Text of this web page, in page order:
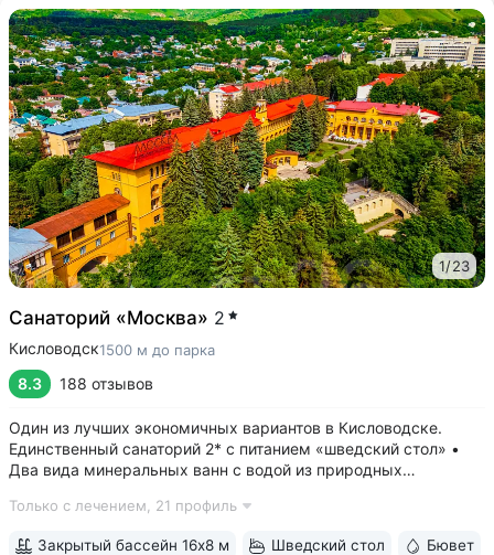
1/23
Санаторий «Москва» 2
Кисловодск1500 м до парка
8.3 188 отзывов
Один из лучших экономичных вариантов в Кисловодске.
Единственный санаторий 2* с питанием «шведский стол» •
Два вида минеральных ванн с водой из природных
Свой бювет с минеральной водой двух курортов:
Только с лечением, 21 профиль
Закрытый бассейн 16х8 м Шведский стол Бювет